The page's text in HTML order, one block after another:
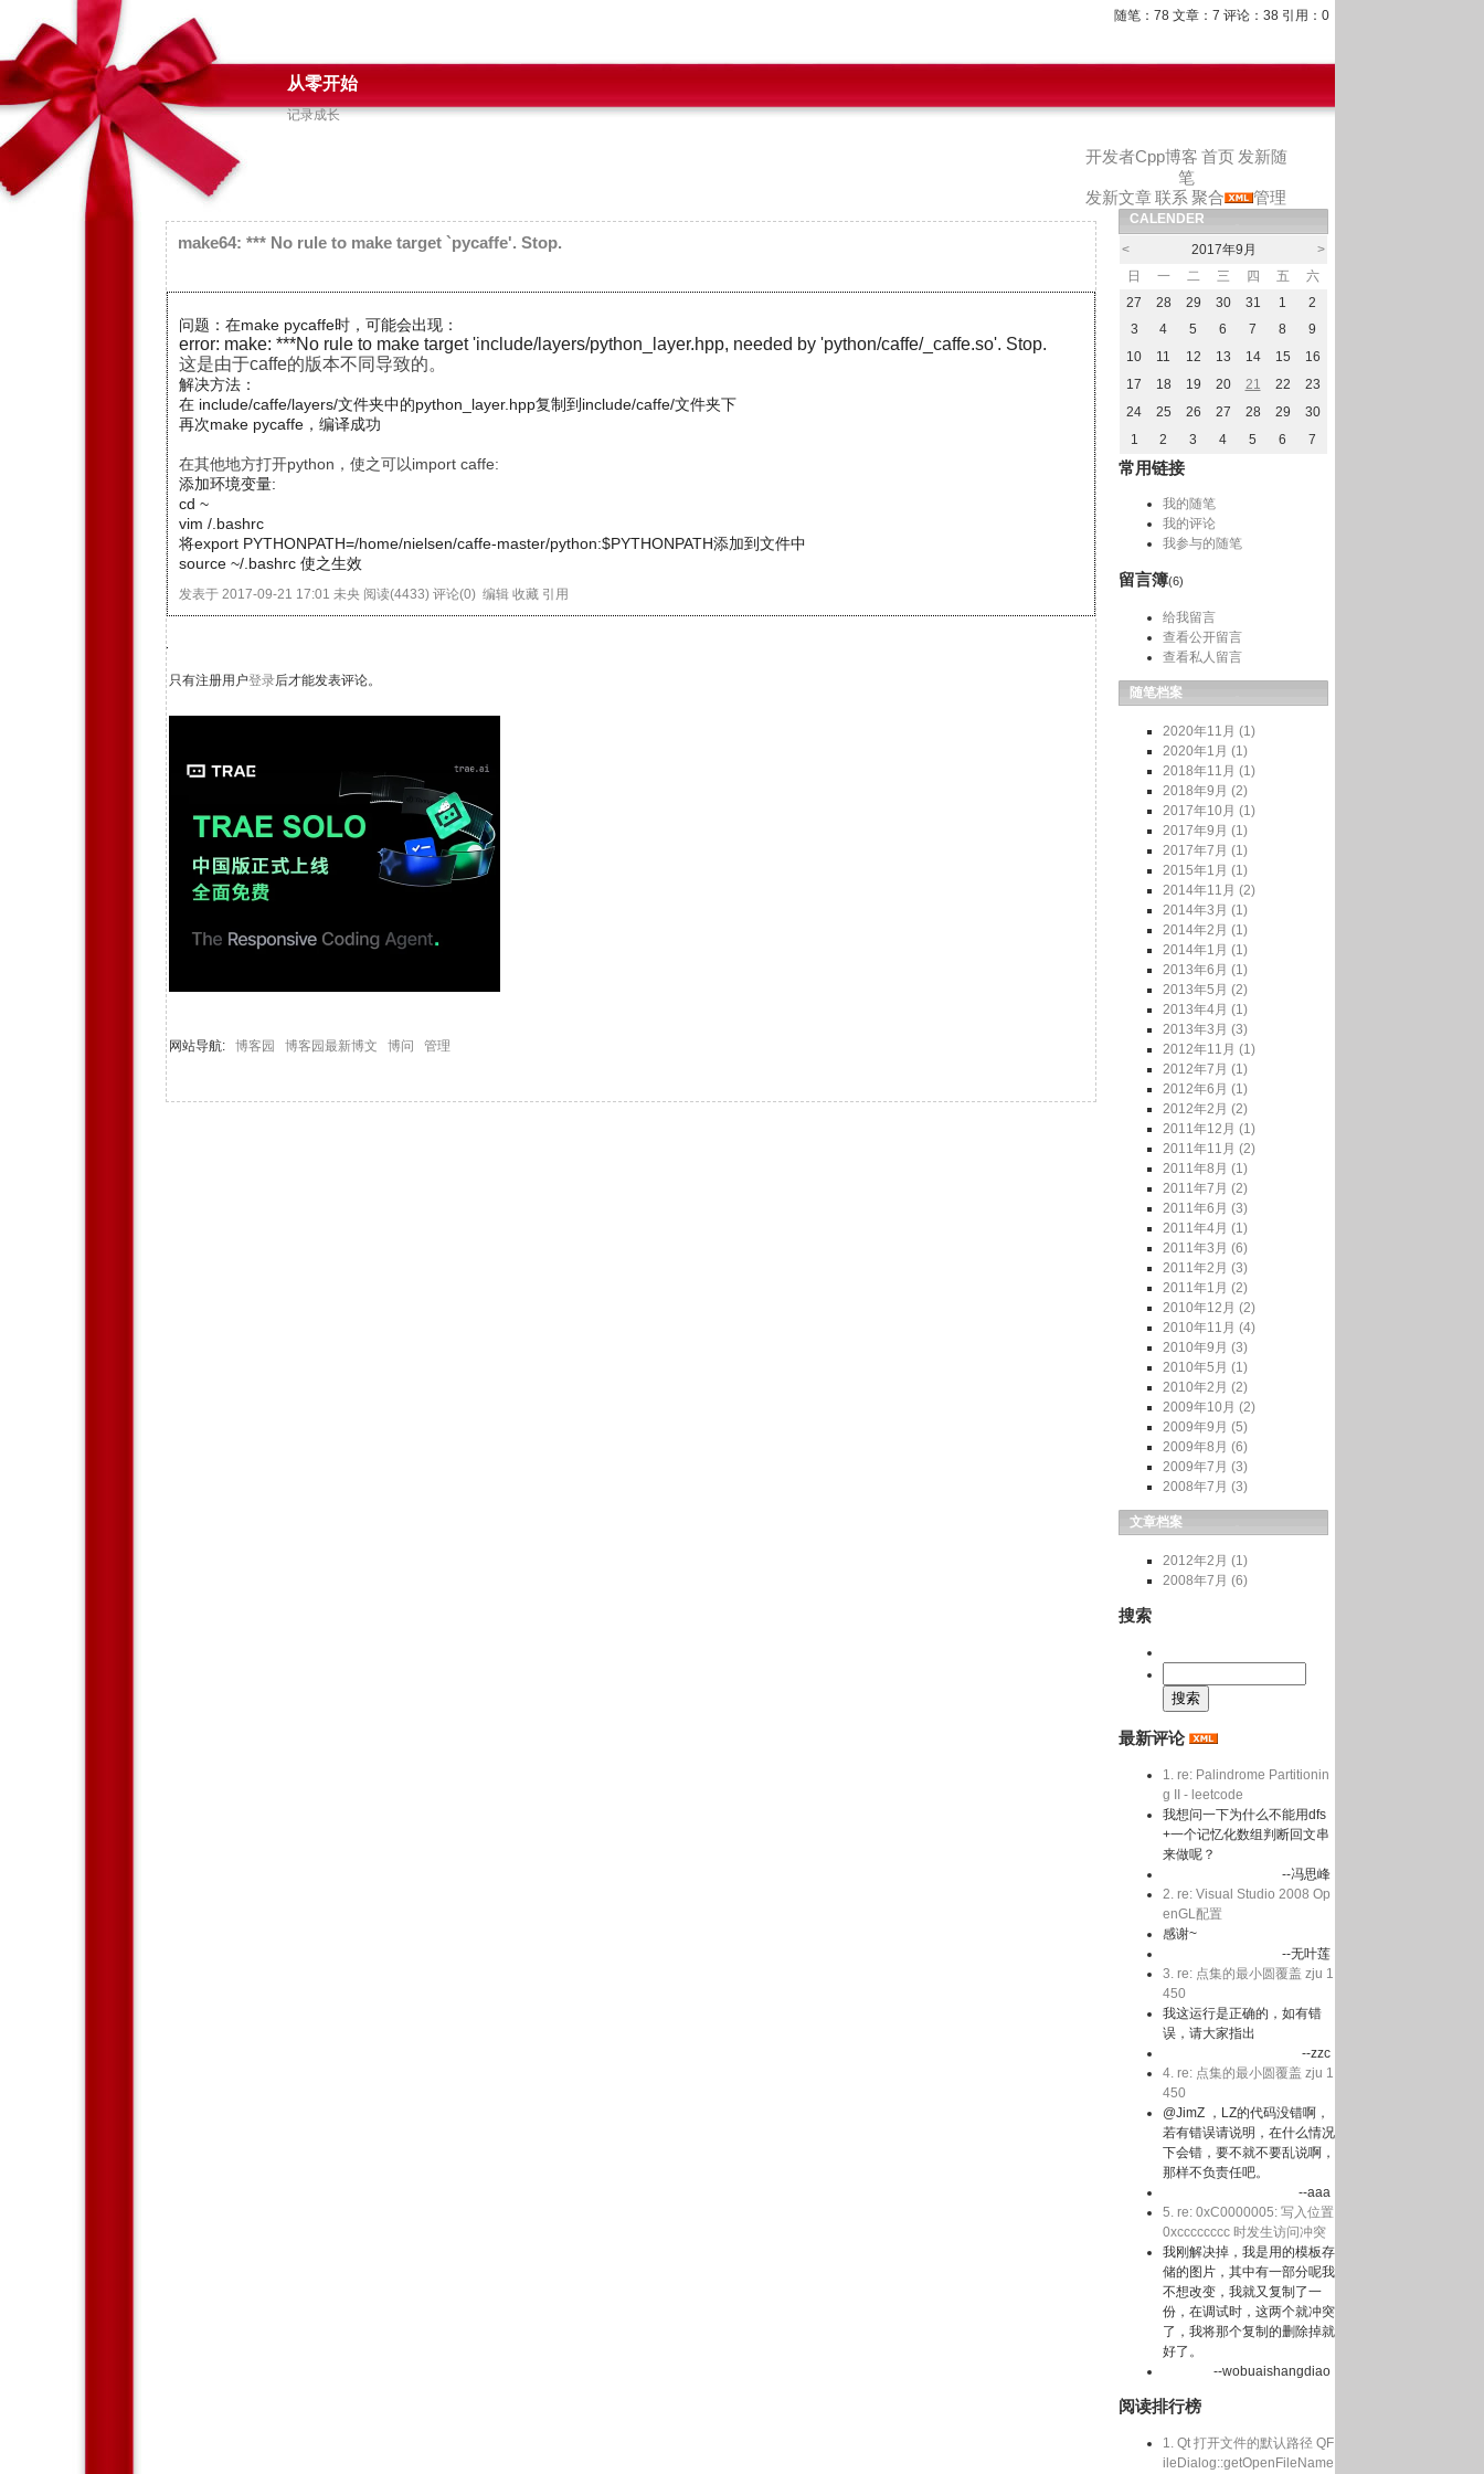
随笔：78 文章：7 评论：38 引用：0
从零开始
记录成长
开发者Cpp博客 首页 发新随
笔
发新文章 联系 聚合 管理
make64: *** No rule to make target `pycaffe'. Stop.
问题：在make pycaffe时，可能会出现：
error: make: ***No rule to make target 'include/layers/python_layer.hpp, needed by 'python/caffe/_caffe.so'. Stop.
这是由于caffe的版本不同导致的。
解决方法：
在 include/caffe/layers/文件夹中的python_layer.hpp复制到 include/caffe/文件夹下
再次make pycaffe，编译成功
在其他地方打开python，使之可以import caffe:
添加环境变量:
cd ~
vim /.bashrc
将export PYTHONPATH=/home/nielsen/caffe-master/python:$PYTHONPATH添加到文件中
source ~/.bashrc 使之生效
发表于 2017-09-21 17:01 未央 阅读(4433) 评论(0) 编辑 收藏 引用
只有注册用户登录后才能发表评论。
网站导航: 博客园 博客园最新博文 博问 管理
CALENDER
<
2017年9月
>
日
一 二 三 四 五
六
27
28 29 30 31 1
2
3
4 5 6 7 8
9
10
11 12 13 14 15
16
17
18 19 20 21 22
23
24
25 26 27 28 29
30
1
2 3 4 5 6 7
常用链接
我的随笔
我的评论
我参与的随笔
留言簿(6)
给我留言
查看公开留言
查看私人留言
随笔档案
2020年11月 (1)
2020年1月 (1)
2018年11月 (1)
2018年9月 (2)
2017年10月 (1)
2017年9月 (1)
2017年7月 (1)
2015年1月 (1)
2014年11月 (2)
2014年3月 (1)
2014年2月 (1)
2014年1月 (1)
2013年6月 (1)
2013年5月 (2)
2013年4月 (1)
2013年3月 (3)
2012年11月 (1)
2012年7月 (1)
2012年6月 (1)
2012年2月 (2)
2011年12月 (1)
2011年11月 (2)
2011年8月 (1)
2011年7月 (2)
2011年6月 (3)
2011年4月 (1)
2011年3月 (6)
2011年2月 (3)
2011年1月 (2)
2010年12月 (2)
2010年11月 (4)
2010年9月 (3)
2010年5月 (1)
2010年2月 (2)
2009年10月 (2)
2009年9月 (5)
2009年8月 (6)
2009年7月 (3)
2008年7月 (3)
文章档案
2012年2月 (1)
2008年7月 (6)
搜索
最新评论
1. re: Palindrome Partitionin
g II - leetcode
我想问一下为什么不能用dfs
+一个记忆化数组判断回文串
来做呢？
--冯思峰
2. re: Visual Studio 2008 Op
enGL配置
感谢~
--无叶莲
3. re: 点集的最小圆覆盖 zju 1
450
我这运行是正确的，如有错
误，请大家指出
--zzc
4. re: 点集的最小圆覆盖 zju 1
450
@JimZ ，LZ的代码没错啊，
若有错误请说明，在什么情况
下会错，要不就不要乱说啊，
那样不负责任吧。
--aaa
5. re: 0xC0000005: 写入位置
0xcccccccc 时发生访问冲突
我刚解决掉，我是用的模板存
储的图片，其中有一部分呢我
不想改变，我就又复制了一
份，在调试时，这两个就冲突
了，我将那个复制的删除掉就
好了。
--wobuaishangdiao
阅读排行榜
1. Qt 打开文件的默认路径 QF
ileDialog::getOpenFileName